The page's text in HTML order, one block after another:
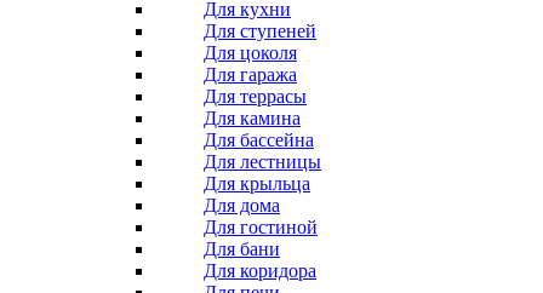
Для кухни
Для ступеней
Для цоколя
Для гаража
Для террасы
Для камина
Для бассейна
Для лестницы
Для крыльца
Для дома
Для гостиной
Для бани
Для коридора